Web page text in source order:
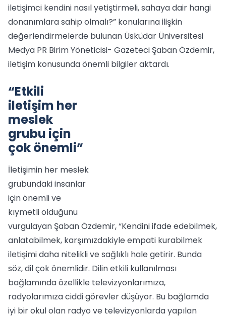
iletişimci kendini nasıl yetiştirmeli, sahaya dair hangi
donanımlara sahip olmalı?” konularına ilişkin
değerlendirmelerde bulunan Üsküdar Üniversitesi
Medya PR Birim Yöneticisi- Gazeteci Şaban Özdemir,
iletişim konusunda önemli bilgiler aktardı.
“Etkili
iletişim her
meslek
grubu için
çok önemli”
İletişimin her meslek
grubundaki insanlar
için önemli ve
kıymetli olduğunu
vurgulayan Şaban Özdemir, “Kendini ifade edebilmek,
anlatabilmek, karşımızdakiyle empati kurabilmek
iletişimi daha nitelikli ve sağlıklı hale getirir. Bunda
söz, dil çok önemlidir. Dilin etkili kullanılması
bağlamında özellikle televizyonlarımıza,
radyolarımıza ciddi görevler düşüyor. Bu bağlamda
iyi bir okul olan radyo ve televizyonlarda yapılan